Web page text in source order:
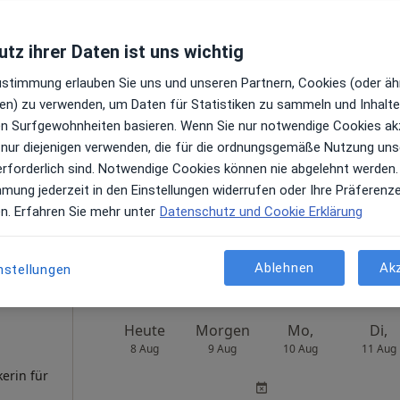
Online-Terminbuchung nicht verfügbar
Terminanfrage senden
für
Heute
8 Aug
Morgen
9 Aug
Mo,
10 Aug
Di,
11 Aug
ihrer Daten ist uns wichtig
erlauben Sie uns und unseren Partnern, Cookies (oder
zu verwenden, um Daten für Statistiken zu sammeln und
Surfgewohnheiten basieren. Wenn Sie nur notwendige Cookies
diejenigen verwenden, die für die ordnungsgemäße Nutzung
sind. Notwendige Cookies können nie abgelehnt werden.
jederzeit in den Einstellungen widerrufen oder Ihre
Erfahren Sie mehr unter Datenschutz und Cookie Erklärung
Ablehnen